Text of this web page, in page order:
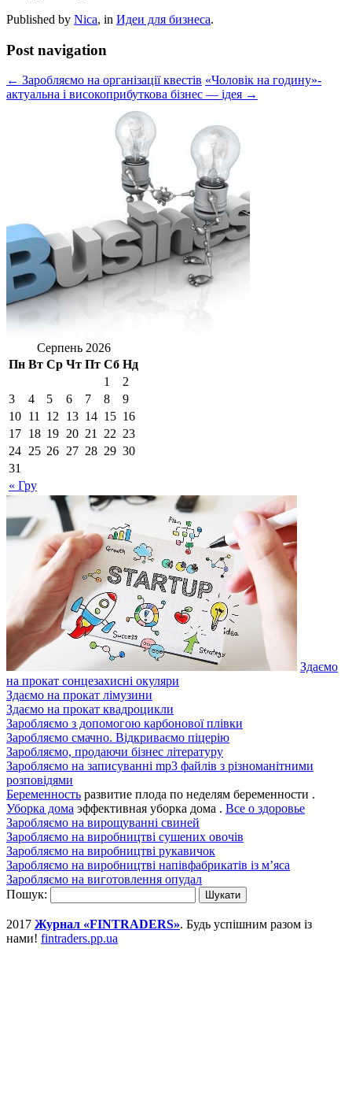
Published by Nica, in Идеи для бизнеса.
Post navigation
← Заробляємо на організації квестів «Чоловік на годину»-
актуальна і високоприбуткова бізнес — ідея →
Серпень 2026
Пн Вт Ср Чт Пт Сб Нд
« Гру
1
2
3
4 5 6 7 8
9
10 11 12 13 14 15 16
17 18 19 20 21 22 23
24 25 26 27 28 29 30
31
Здаємо
на прокат сонцезахисні окуляри
Здаємо на прокат лімузини
Здаємо на прокат квадроцикли
Заробляємо з допомогою карбонової плівки
Заробляємо смачно. Відкриваємо піцерію
Заробляємо, продаючи бізнес літературу
Заробляємо на записуванні mp3 файлів з різноманітними
розповідями
Беременность развитие плода по неделям беременности .
Уборка дома эффективная уборка дома . Все о здоровье
Заробляємо на вирощуванні свиней
Заробляємо на виробництві сушених овочів
Заробляємо на виробництві рукавичок
Заробляємо на виробництві напівфабрикатів із м’яса
Заробляємо на виготовлення опудал
Пошук:
2017 Журнал «FINTRADERS». Будь успішним разом із
нами! fintraders.pp.ua